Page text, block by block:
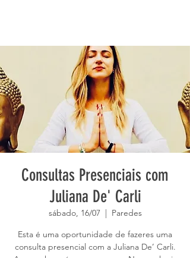
Consultas Presenciais com
Juliana De' Carli
sábado, 16/07
  |
Paredes
Esta é uma oportunidade de fazeres uma
consulta presencial com a Juliana De’ Carli.